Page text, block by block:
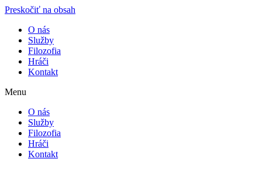
Preskočiť na obsah
O nás
Služby
Filozofia
Hráči
Kontakt
Menu
O nás
Služby
Filozofia
Hráči
Kontakt